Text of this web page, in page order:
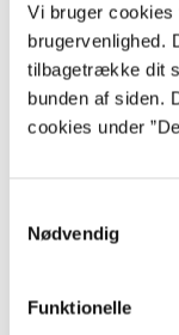
Vi bruger
brugervenlighed.
tilbagetrække dit
bunden af siden.
cookies under
Nødvendig
Funktionelle
Lego The lord of